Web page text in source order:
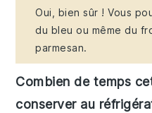
Oui, bien sûr ! Vous
du bleu ou même du
parmesan.
Combien de temps
conserver au